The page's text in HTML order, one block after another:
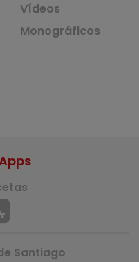
Vídeos
Monográficos
Santiago